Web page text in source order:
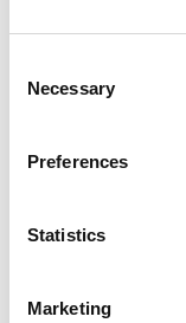
Selection
Necessary
Preferences
Statistics
Marketing